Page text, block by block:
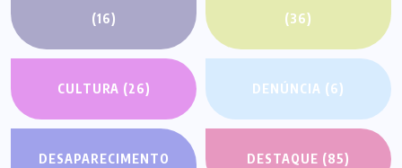
(16)
(36)
CULTURA (26) DENÚNCIA (6)
DESAPARECIMENTO
DESTAQUE (85)